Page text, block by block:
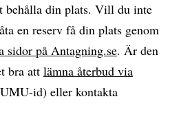
behålla din plats. Vill du inte
en reserv få din plats genom
sidor på Antagning.se. Är den
bra att lämna återbud via
id) eller kontakta